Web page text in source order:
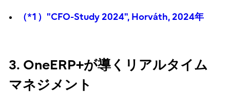
（*1）"CFO-Study 2024", Horváth, 2024年
3. OneERP+が導くリアルタイム
マネジメント